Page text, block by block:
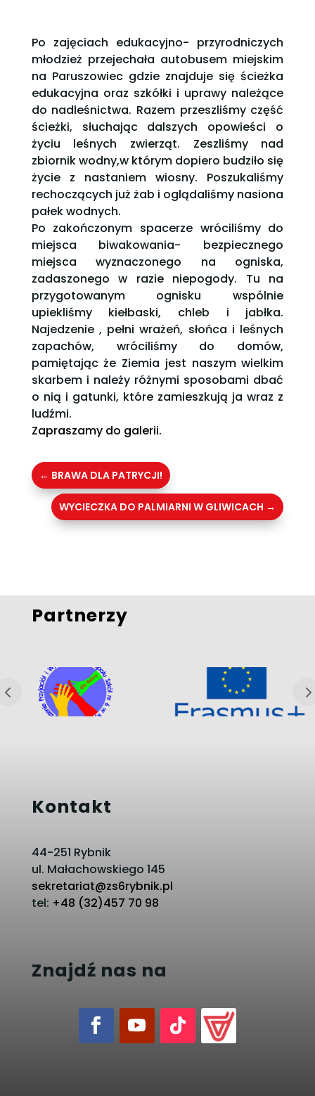
Po zajęciach edukacyjno- przyrodniczych
młodzież przejechała autobusem miejskim
na Paruszowiec gdzie znajduje się ścieżka
edukacyjna oraz szkółki i uprawy należące
do nadleśnictwa. Razem przeszliśmy część
ścieżki, słuchając dalszych opowieści o
życiu leśnych zwierząt. Zeszliśmy nad
zbiornik wodny,w którym dopiero budziło się
życie z nastaniem wiosny. Poszukaliśmy
rechoczących już żab i oglądaliśmy nasiona
pałek wodnych.
Po zakończonym spacerze wróciliśmy do
miejsca biwakowania- bezpiecznego
miejsca wyznaczonego na ogniska,
zadaszonego w razie niepogody. Tu na
przygotowanym ognisku wspólnie
upiekliśmy kiełbaski, chleb i jabłka.
Najedzenie , pełni wrażeń, słońca i leśnych
zapachów, wróciliśmy do domów,
pamiętając że Ziemia jest naszym wielkim
skarbem i należy różnymi sposobami dbać
o nią i gatunki, które zamieszkują ja wraz z
ludźmi.
Zapraszamy do galerii.
← BRAWA DLA PATRYCJI!
WYCIECZKA DO PALMIARNI W GLIWICACH →
Partnerzy
Kontakt
44-251 Rybnik
ul. Małachowskiego 145
sekretariat@zs6rybnik.pl
tel: +48 (32)457 70 98
Znajdź nas na